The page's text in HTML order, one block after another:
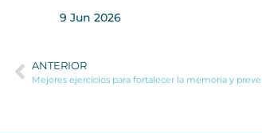
9 Jun 2026
ANTERIOR
Mejores ejercicios para fortalecer la memoria y